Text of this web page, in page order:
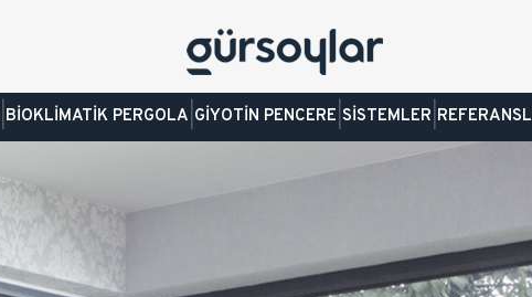
BİOKLİMATİK PERGOLA GİYOTİN PENCERE SİSTEMLER